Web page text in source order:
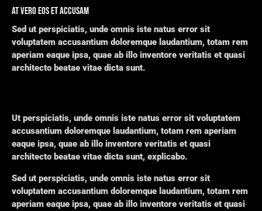
AT VERO EOS ET ACCUSAM
Sed ut perspiciatis, unde omnis iste natus error sit
voluptatem accusantium doloremque laudantium, totam rem
aperiam eaque ipsa, quae ab illo inventore veritatis et quasi
architecto beatae vitae dicta sunt.
Ut perspiciatis, unde omnis iste natus error sit voluptatem
accusantium doloremque laudantium, totam rem aperiam
eaque ipsa, quae ab illo inventore veritatis et quasi
architecto beatae vitae dicta sunt, explicabo.
Sed ut perspiciatis, unde omnis iste natus error sit
voluptatem accusantium doloremque laudantium, totam rem
aperiam eaque ipsa, quae ab illo inventore veritatis et quasi